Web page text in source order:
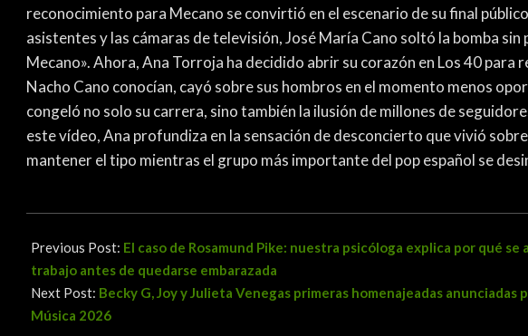
reconocimiento para Mecano se convirtió en el escenario de su final
asistentes y las cámaras de televisión, José María Cano soltó la bomba
Mecano». Ahora, Ana Torroja ha decidido abrir su corazón en Los 40 para
Nacho Cano conocían, cayó sobre sus hombros en el momento menos
congeló no solo su carrera, sino también la ilusión de millones de
este vídeo, Ana profundiza en la sensación de desconcierto que vivió
mantener el tipo mientras el grupo más importante del pop español se
03-
30
Previous Post: El caso de Rosamund Pike: nuestra psicóloga explica por qué
trabajo antes de quedarse embarazada
Next Post: Becky G, Joy y Julieta Venegas primeras homenajeadas anunciadas
Música 2026